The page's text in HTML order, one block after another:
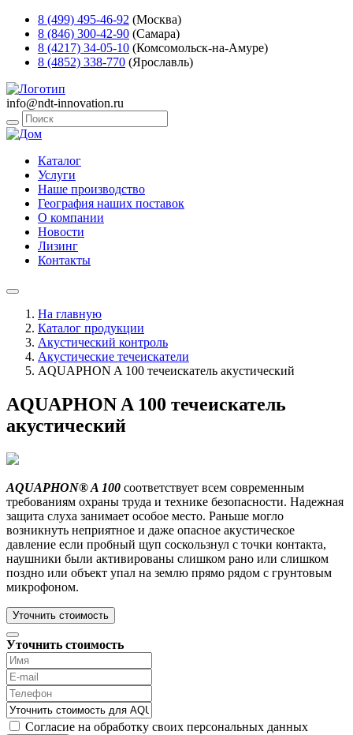
8 (499) 495-46-92 (Москва)
8 (846) 300-42-90 (Самара)
8 (4217) 34-05-10 (Комсомольск-на-Амуре)
8 (4852) 338-770 (Ярославль)
info@ndt-innovation.ru
Каталог
Услуги
Наше производство
География наших поставок
О компании
Новости
Лизинг
Контакты
На главную
Каталог продукции
Акустический контроль
Акустические течеискатели
AQUAPHON A 100 течеискатель акустический
AQUAPHON A 100 течеискатель
акустический
AQUAPHON® A 100 соответствует всем современным
требованиям охраны труда и технике безопасности. Надежная
защита слуха занимает особое место. Раньше могло
возникнуть неприятное и даже опасное акустическое
давление если пробный щуп соскользнул с точки контакта,
наушники были активированы слишком рано или слишком
поздно или объект упал на землю прямо рядом с грунтовым
микрофоном.
Уточнить стоимость
Уточнить стоимость
Согласие на обработку своих персональных данных